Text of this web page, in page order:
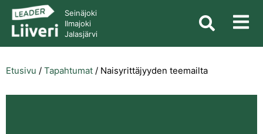
Seinäjoki
Ilmajoki
Jalasjärvi
Etusivu / Tapahtumat / Naisyrittäjyyden teemailta